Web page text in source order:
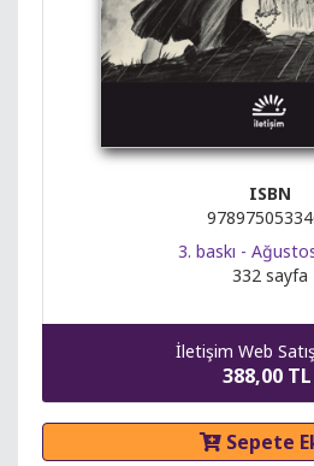
ISBN
3. baskı -
332 sayfa
İletişim Web
388,00 TL
Sepete